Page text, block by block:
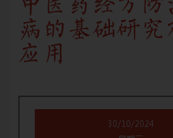
病的基础研究
应用
30/10/2024